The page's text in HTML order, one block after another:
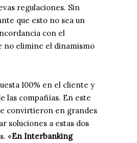
regulaciones. Sin
que esto no sea un
con el
no elimine el dinamismo
100% en el cliente y
las compañías. En este
convirtieron en grandes
soluciones a estas dos
«En Interbanking